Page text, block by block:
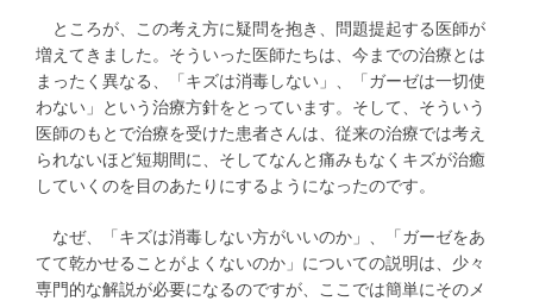
ところが、この考え方に疑問を抱き、問題提起する医師が
増えてきました。そういった医師たちは、今までの治療とは
まったく異なる、「キズは消毒しない」、「ガーゼは一切使
わない」という治療方針をとっています。そして、そういう
医師のもとで治療を受けた患者さんは、従来の治療では考え
られないほど短期間に、そしてなんと痛みもなくキズが治癒
していくのを目のあたりにするようになったのです。
なぜ、「キズは消毒しない方がいいのか」、「ガーゼをあ
てて乾かせることがよくないのか」についての説明は、少々
専門的な解説が必要になるのですが、ここでは簡単にそのメ